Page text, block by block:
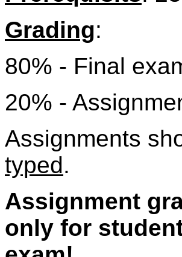
Grading:
80% - Final
20% -
Assignments
typed.
Assignment
only for